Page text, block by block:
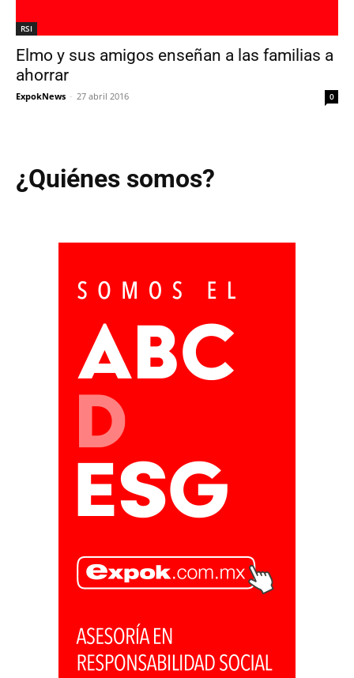
RSI
Elmo y sus amigos enseñan a las familias a
ahorrar
ExpokNews - 27 abril 2016 0
¿Quiénes somos?